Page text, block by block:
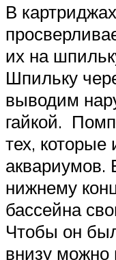
В
их на
Шпильку
выводим
гайкой.
тех, которые
аквариумов.
нижнему
бассейна
Чтобы он
внизу можно